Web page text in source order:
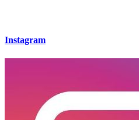
Instagram